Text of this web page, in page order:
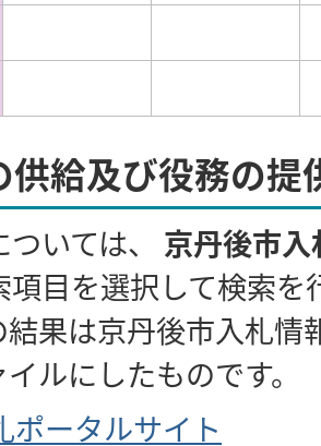
供給及び役務の提
いては、 京丹後市
項目を選択して検索を
結果は京丹後市入札情
ルにしたものです。
ポータルサイト